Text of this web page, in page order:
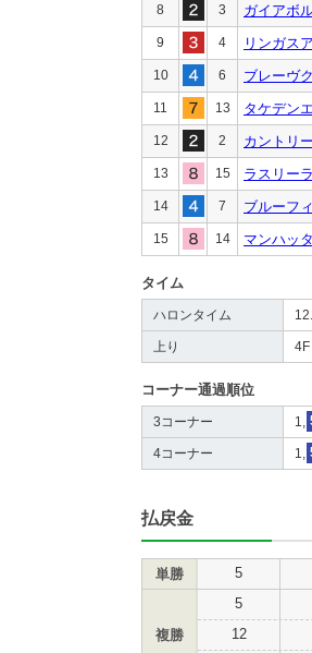
8 3 ガイアボ
9 4 リンガス
10 6 ブレーヴ
11 13 タケデン
12 2 カントリ
13 15 ラスリーラ
14 7 ブルーフ
15 14 マンハッ
タイム
ハロンタイム
上り 4F
コーナー通過順位
3コーナー 1,
4コーナー 1,
払戻金
単勝 5
複勝
5
12